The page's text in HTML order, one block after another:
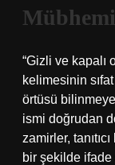
“Gizli ve kapalı
kelimesinin
örtüsü
ismi doğrudan
zamirler,
bir şekilde